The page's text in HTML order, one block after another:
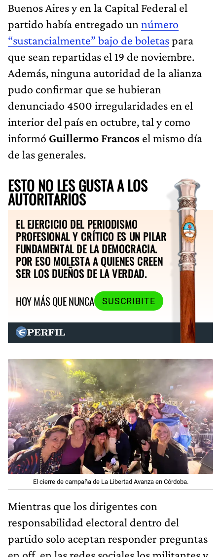
Buenos Aires y en la Capital Federal el
partido había entregado un número
“sustancialmente” bajo de boletaspara
que sean repartidas el 19 de noviembre.
Además, ninguna autoridad de la alianza
pudo confirmar que se hubieran
denunciado 4500 irregularidades en el
interior del país en octubre, tal y como
informó Guillermo Francos el mismo día
de las generales.
ESTO NO LES GUSTA A LOS
AUTORITARIOS
EL EJERCICIO DEL PERIODISMO
PROFESIONAL Y CRÍTICO ES UN PILAR
FUNDAMENTAL DE LA DEMOCRACIA.
POR ESO MOLESTA A QUIENES CREEN
SER LOS DUEÑOS DE LA VERDAD.
HOY MÁS QUE NUNCA
SUSCRIBITE
El cierre de campaña de La Libertad Avanza en Córdoba.
Mientras que los dirigentes con
responsabilidad electoral dentro del
partido solo aceptan responder preguntas